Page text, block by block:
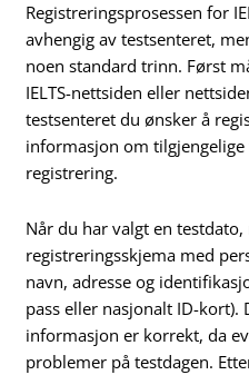
Registreringsprosessen for
avhengig av testsenteret,
noen standard trinn. Først
IELTS-nettsiden eller
testsenteret du ønsker å
informasjon om
registrering.
Når du har valgt en
registreringsskjema med
navn, adresse og
pass eller nasjonalt ID-kort).
informasjon er korrekt, da
problemer på testdagen.